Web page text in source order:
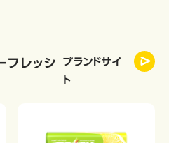
フレッシ
ブランドサイ
ト